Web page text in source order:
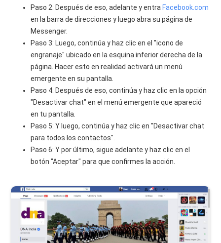
Paso 2: Después de eso, adelante y entra Facebook.com
en la barra de direcciones y luego abra su página de
Messenger.
Paso 3: Luego, continúa y haz clic en el "icono de
engranaje" ubicado en la esquina inferior derecha de la
página. Hacer esto en realidad activará un menú
emergente en su pantalla.
Paso 4: Después de eso, continúa y haz clic en la opción
"Desactivar chat" en el menú emergente que apareció
en tu pantalla.
Paso 5: Y luego, continúa y haz clic en "Desactivar chat
para todos los contactos".
Paso 6: Y por último, sigue adelante y haz clic en el
botón "Aceptar" para que confirmes la acción.